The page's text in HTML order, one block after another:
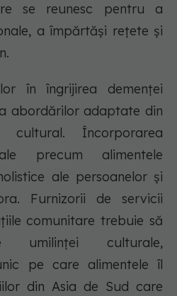
se reunesc pentru a
a împărtăși rețete și
în îngrijirea demenței
abordărilor adaptate din
Încorporarea
precum alimentele
ale persoanelor și
Furnizorii de servicii
comunitare trebuie să
umilinței culturale,
pe care alimentele îl
din Asia de Sud care